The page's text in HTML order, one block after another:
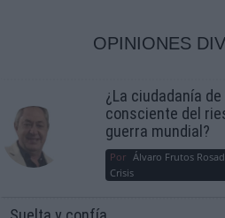
OPINIONES
¿La ciudadanía
consciente del
guerra mundial?
Por Álvaro Frutos
Crisis